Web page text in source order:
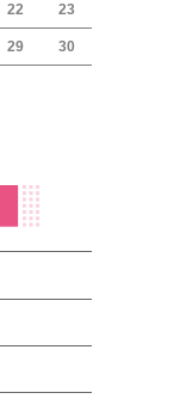
22 23
29 30